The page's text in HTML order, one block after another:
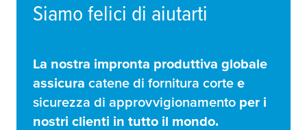
Siamo felici di aiutarti
La nostra impronta produttiva globale
assicura catene di fornitura corte e
sicurezza di approvvigionamento per i
nostri clienti in tutto il mondo.